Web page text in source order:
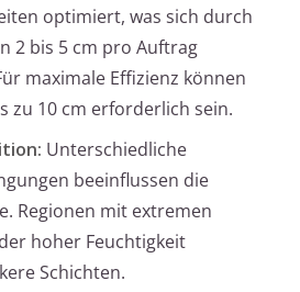
optimiert, was sich durch
2 bis 5 cm pro Auftrag
maximale Effizienz können
zu 10 cm erforderlich sein.
Unterschiedliche
beeinflussen die
Regionen mit extremen
hoher Feuchtigkeit
Schichten.